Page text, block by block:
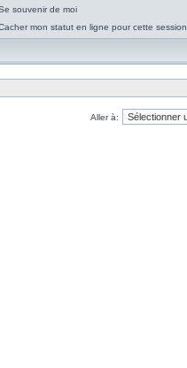
souvenir de moi
mon statut en ligne pour cette session
Aller à: